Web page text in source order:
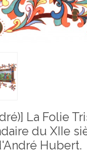
La Folie
du XIIe
Hubert.